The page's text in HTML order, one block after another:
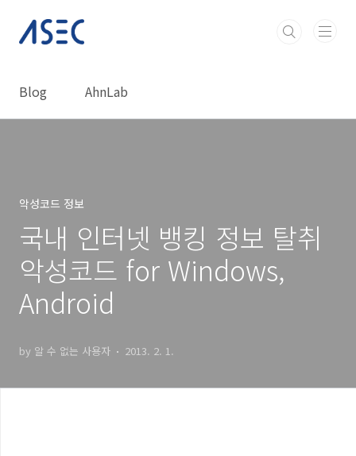
Blog AhnLab
악성코드 정보
국내 인터넷 뱅킹 정보 탈취
악성코드 for Windows,
Android
by 알 수 없는 사용자 2013. 2. 1.